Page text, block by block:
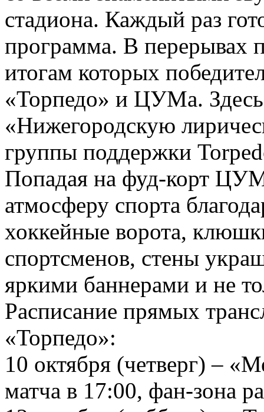
стадиона. Каждый раз
программа. В перерывах
итогам которых
«Торпедо» и ЦУМа.
«Нижегородскую
группы поддержки
Попадая на фуд-корт
атмосферу спорта
хоккейные ворота,
спортсменов, стены
яркими баннерами и не
Расписание прямых
«Торпедо»:
10 октября (четверг) –
матча в 17:00, фан-зона